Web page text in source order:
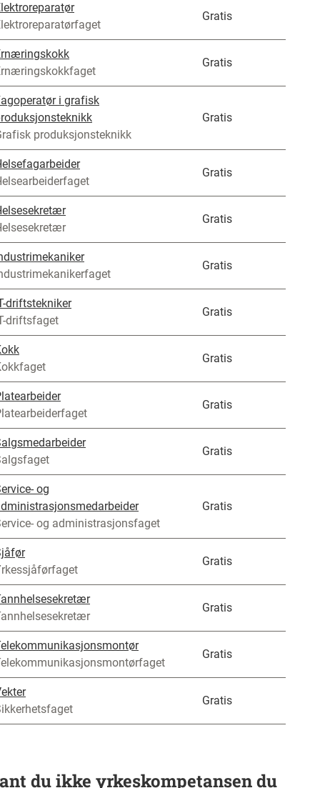
Gratis
Gratis
i grafisk
produksjonsteknikk
Gratis
Gratis
Gratis
Gratis
driftstekniker
driftsfaget
Gratis
Gratis
Gratis
Gratis
og
og administrasjonsfaget
Gratis
Gratis
Gratis
Gratis
Gratis
du ikke yrkeskompetansen du